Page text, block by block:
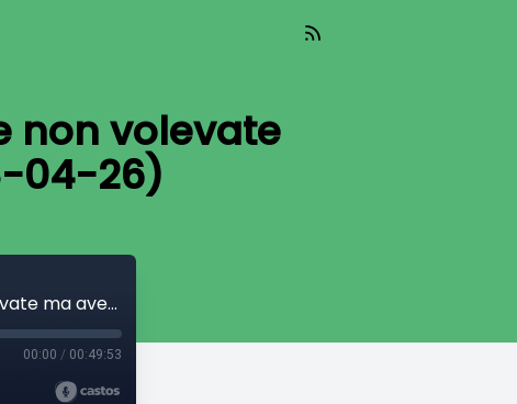
non volevate
04-26)
La Skolopendra By Night: La cosa che non volevate ma avete dovuto fare oggi (08-04-26)
00:00 / 00:49:53